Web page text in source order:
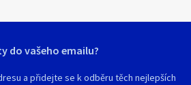
do vašeho emailu?
a přidejte se k odběru těch nejlepších